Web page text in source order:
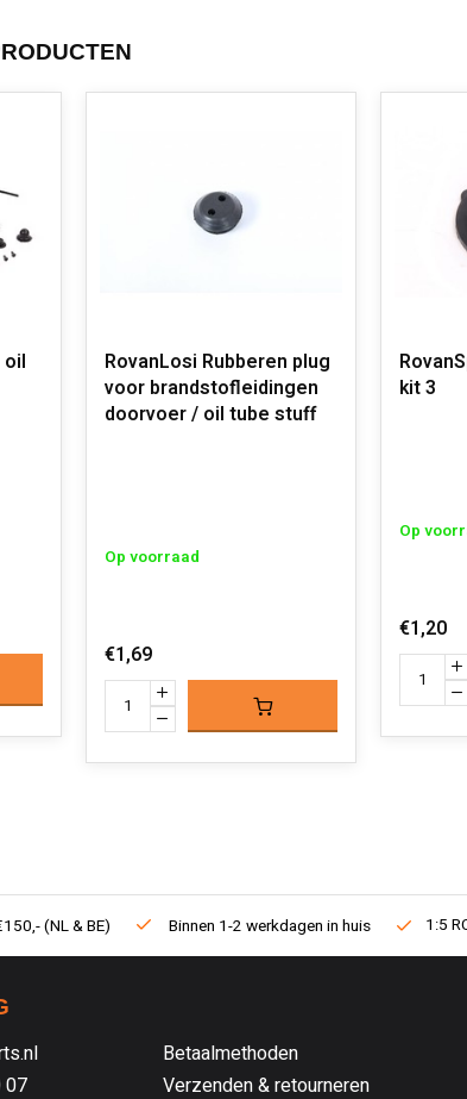
oil
RovanLosi Rubberen plug
voor brandstofleidingen
doorvoer / oil tube stuff
Op voorraad
€1,69
kit 3
Op
€1,20
(NL & BE) Binnen 1-2 werkdagen in huis 1:5
07
Betaalmethoden
Verzenden & retourneren